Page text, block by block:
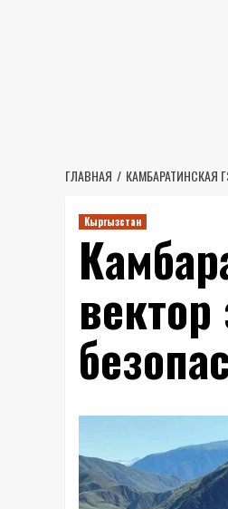
ГЛАВНАЯ КАМБАРАТИНСКАЯ
Кыргызстан